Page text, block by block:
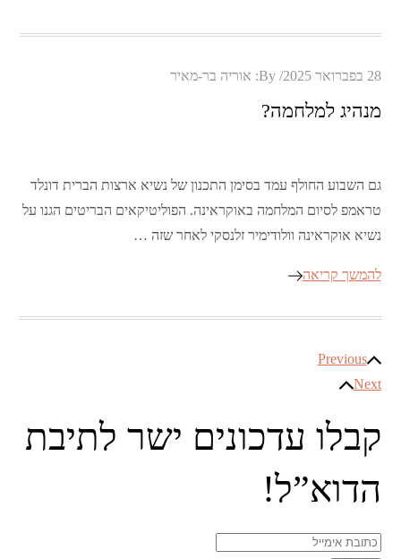
Posted
28 בפברואר 2025 By: אוריה בר-מאיר
מנהיג למלחמה?
גם השבוע החולף עמד בסימן התכנון של נשיא ארצות הברית דונלד
טראמפ לסיום המלחמה באוקראינה. הפוליטיקאים הבריטים הגנו על
נשיא אוקראינה וולודימיר זלנסקי לאחר שזה …
להמשך קריאה
ניווט
Previous
Next
קבלו עדכונים ישר לתיבת
הדוא”ל!